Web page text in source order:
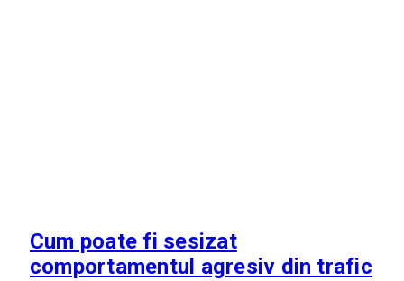
Cum poate fi sesizat
comportamentul agresiv din trafic